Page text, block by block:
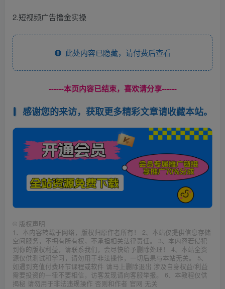
2.短视频广告撸金实操
此处内容已隐藏，请付费后查看
------本页内容已结束，喜欢请分享------
感谢您的来访，获取更多精彩文章请收藏本站。
© 版权声明
1、本内容转载于网络，版权归原作者所有！ 2、本站仅提供信息存储
空间服务，不拥有所有权，不承担相关法律责任。 3、本内容若侵犯
到你的版权利益，请联系我们，会尽快给予删除处理！ 4、本站全资
源仅供测试和学习，请勿用于非法操作，一切后果与本站无关。 5、
如遇到充值付费环节课程或软件 请马上删除退出 涉及自身权益/利益
需要投资的一律不要相信，访客发现请向客服举报。 6、本教程仅供
揭秘 请勿用于非法违规操作 否则和作者 官网 无关